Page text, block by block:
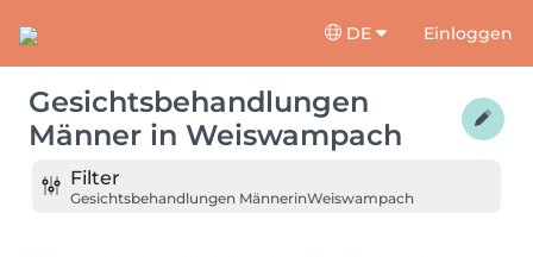
DE Einloggen
Gesichtsbehandlungen
Männer in Weiswampach
Filter
Gesichtsbehandlungen MännerinWeiswampach